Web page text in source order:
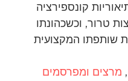
קונספירציה
קבוצות טרור, וכשכהונתו
שותפתו המקצועית
, מרצים ומפרסמים